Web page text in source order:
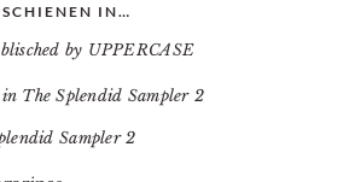
IN…
by UPPERCASE
Sampler 2